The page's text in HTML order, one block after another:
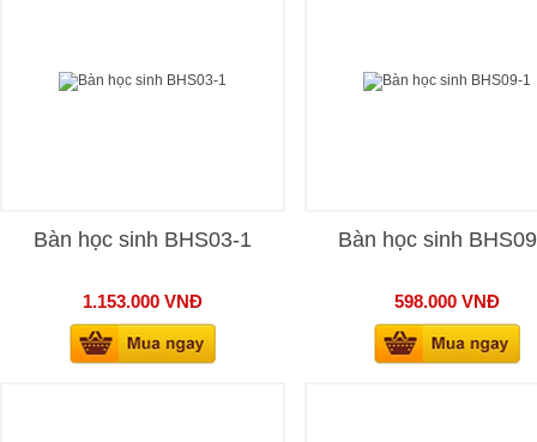
Bàn học sinh BHS03-1
1.153.000 VNĐ
Bàn học sinh
598.000 VNĐ